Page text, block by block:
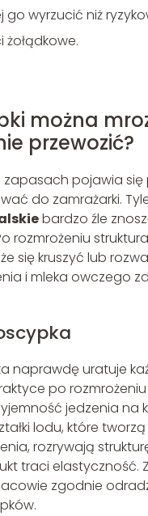
go wyrzucić niż
można
przewozić?
zapasach pojawia się
do zamrażarki.
bardzo źle
rozmrożeniu
się kruszyć lub
i mleka owczego
naprawdę uratuje
po
jedzenia na
lodu, które
rozrywają
traci elastyczność.
zgodnie